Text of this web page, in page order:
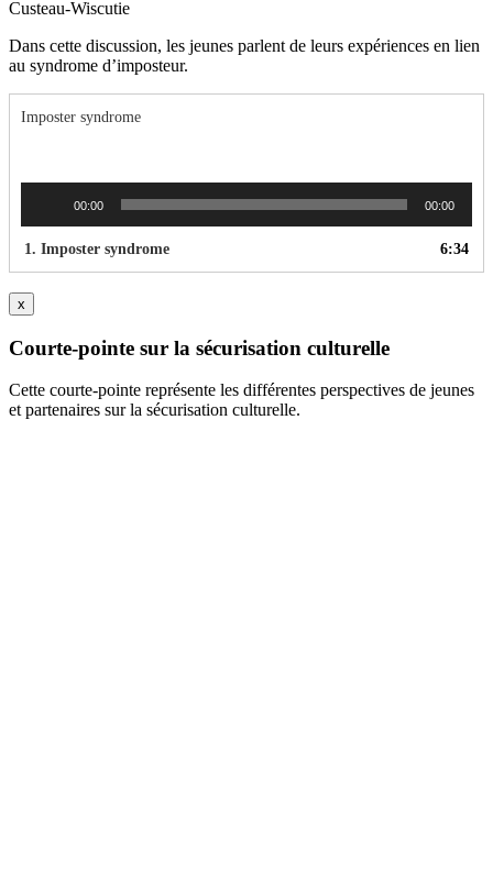
Custeau-Wiscutie
Dans cette discussion, les jeunes parlent de leurs expériences en lien
au syndrome d’imposteur.
Imposter syndrome
00:00 00:00
1. Imposter syndrome 6:34
x
Courte-pointe sur la sécurisation culturelle
Cette courte-pointe représente les différentes perspectives de jeunes
et partenaires sur la sécurisation culturelle.